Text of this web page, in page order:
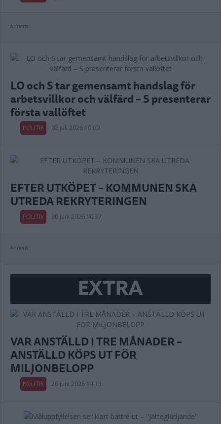
Annons:
LO och S tar gemensamt handslag för
arbetsvillkor och välfärd – S presenterar
första vallöftet
POLITIK 02 juli 2026 10.00
EFTER UTKÖPET – KOMMUNEN SKA
UTREDA REKRYTERINGEN
POLITIK 30 juni 2026 10.37
Annons:
EXTRA
VAR ANSTÄLLD I TRE MÅNADER –
ANSTÄLLD KÖPS UT FÖR
MILJONBELOPP
POLITIK 26 juni 2026 14.15